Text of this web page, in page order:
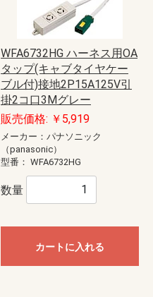
WFA6732HG ハーネス用OA
タップ(キャブタイヤケー
ブル付)接地2P15A125V引
掛2コ口3Mグレー
販売価格: ￥5,919
メーカー：パナソニック
（panasonic）
型番： WFA6732HG
数量
カートに入れる